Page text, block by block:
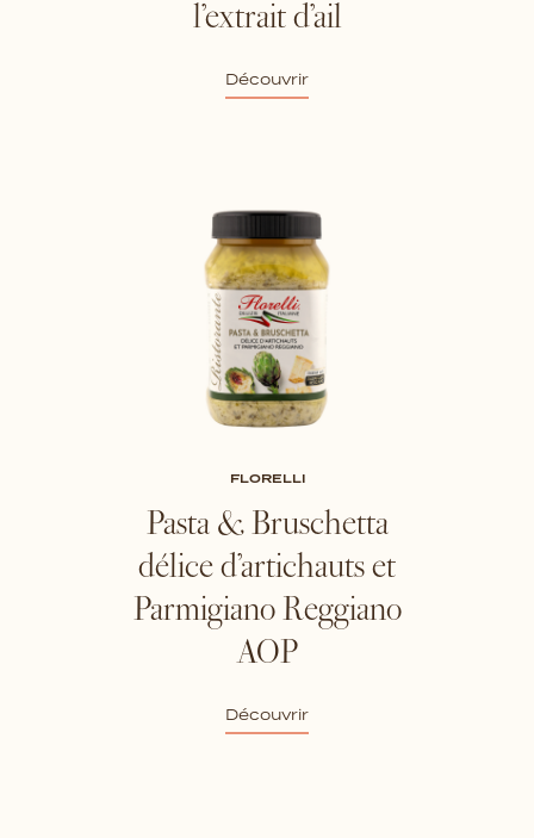
l’extrait d’ail
Découvrir
FLORELLI
Pasta & Bruschetta
délice d’artichauts et
Parmigiano Reggiano
AOP
Découvrir